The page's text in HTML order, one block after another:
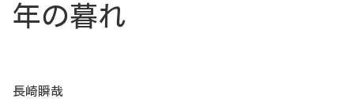
年の暮れ
長崎瞬哉